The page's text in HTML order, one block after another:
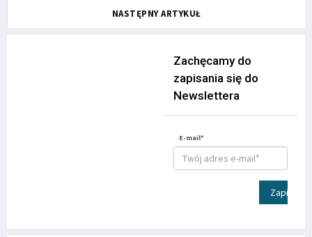
NASTĘPNY ARTYKUŁ
Zachęcamy do
zapisania się do
Newslettera
E-mail*
Zapisz